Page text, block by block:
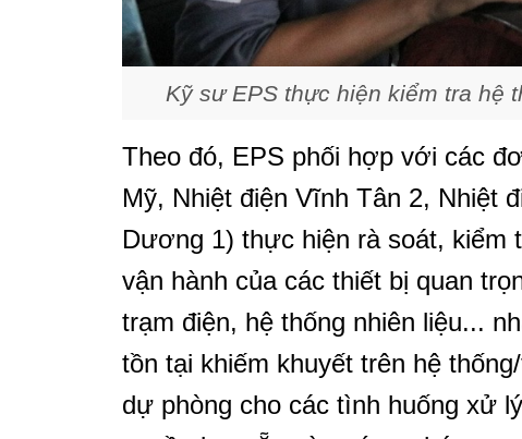
Kỹ sư EPS thực hiện kiểm tra hệ
Theo đó, EPS phối hợp với các
Mỹ, Nhiệt điện Vĩnh Tân 2, Nhiệt
Dương 1) thực hiện rà soát, kiểm
vận hành của các thiết bị quan
trạm điện, hệ thống nhiên liệu...
tồn tại khiếm khuyết trên hệ
dự phòng cho các tình huống xử